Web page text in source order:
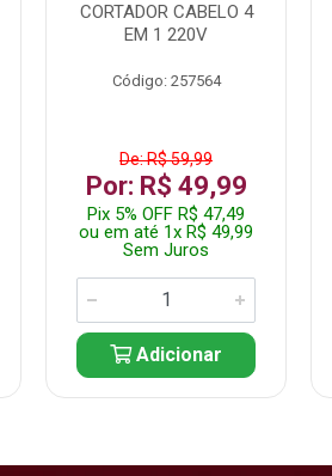
CORTADOR CABELO 4
EM 1 220V
Código: 257564
De: R$ 59,99
Por: R$ 49,99
Pix 5% OFF R$ 47,49
ou em até 1x R$ 49,99
Sem Juros
Adicionar